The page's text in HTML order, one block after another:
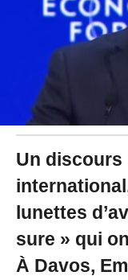
Un discours
lunettes
sure » qui
À Davos,